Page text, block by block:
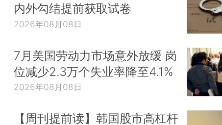
内外勾结提前获取试卷
2026年08月08日
7月美国劳动力市场意外放缓 岗
位减少2.3万个失业率降至4.1%
2026年08月08日
【周刊提前读】韩国股市高杠杆